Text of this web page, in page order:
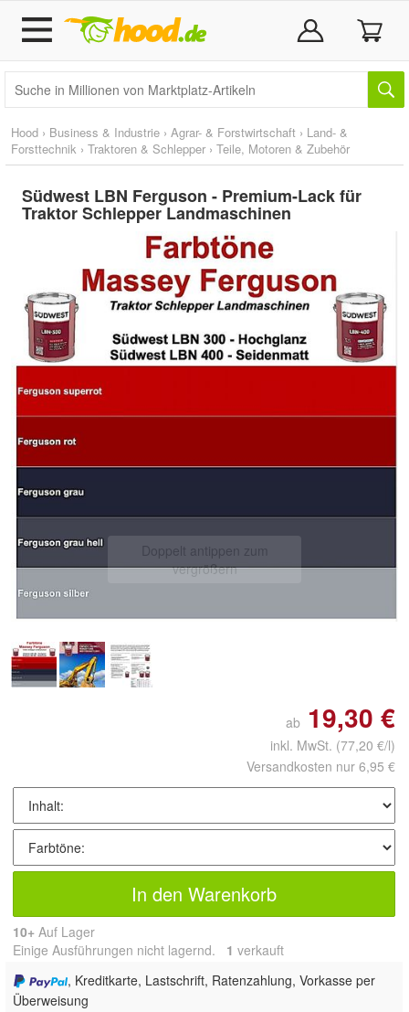
Hood › Business & Industrie › Agrar- & Forstwirtschaft › Land- &
Forsttechnik › Traktoren & Schlepper › Teile, Motoren & Zubehör
Südwest LBN Ferguson - Premium-Lack für
Traktor Schlepper Landmaschinen
Doppelt antippen zum
vergrößern
ab 19,30 €
inkl. MwSt. (77,20 €/l)
Versandkosten nur 6,95 €
In den Warenkorb
10+ Auf Lager
Einige Ausführungen nicht lagernd. 1 verkauft
, Kreditkarte, Lastschrift, Ratenzahlung, Vorkasse per
Überweisung